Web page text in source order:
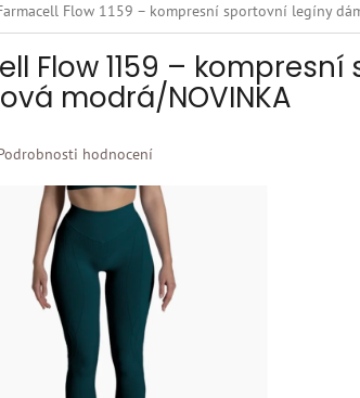
Flow 1159 – kompresní sportovní legíny
Flow 1159 –
modrá/NOVINKA
hodnocení